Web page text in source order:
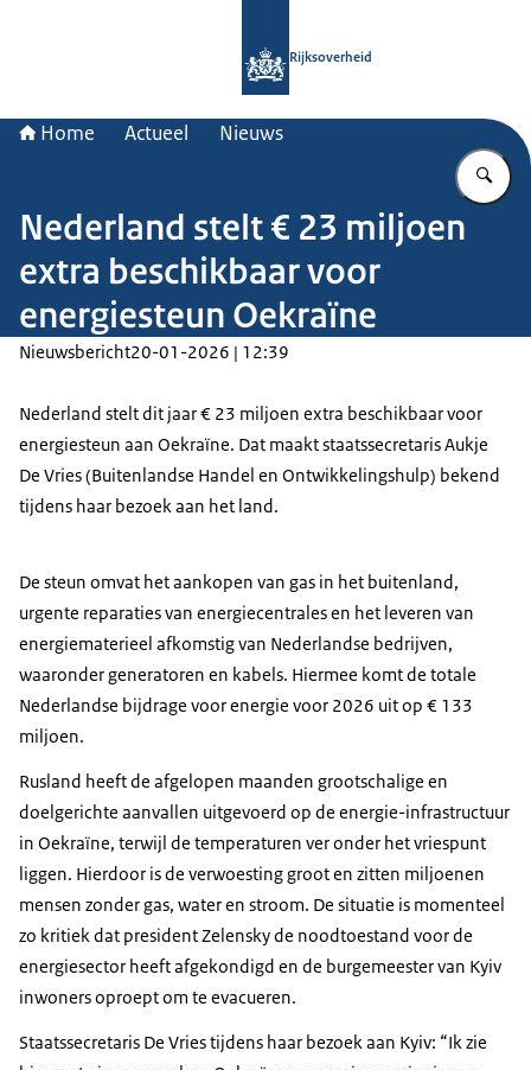
Rijksoverheid
Home Actueel Nieuws
Nederland stelt € 23 miljoen
extra beschikbaar voor
energiesteun Oekraïne
Nieuwsbericht20-01-2026 | 12:39
Nederland stelt dit jaar € 23 miljoen extra beschikbaar voor
energiesteun aan Oekraïne. Dat maakt staatssecretaris Aukje
De Vries (Buitenlandse Handel en Ontwikkelingshulp) bekend
tijdens haar bezoek aan het land.
De steun omvat het aankopen van gas in het buitenland,
urgente reparaties van energiecentrales en het leveren van
energiematerieel afkomstig van Nederlandse bedrijven,
waaronder generatoren en kabels. Hiermee komt de totale
Nederlandse bijdrage voor energie voor 2026 uit op € 133
miljoen.
Rusland heeft de afgelopen maanden grootschalige en
doelgerichte aanvallen uitgevoerd op de energie-infrastructuur
in Oekraïne, terwijl de temperaturen ver onder het vriespunt
liggen. Hierdoor is de verwoesting groot en zitten miljoenen
mensen zonder gas, water en stroom. De situatie is momenteel
zo kritiek dat president Zelensky de noodtoestand voor de
energiesector heeft afgekondigd en de burgemeester van Kyiv
inwoners oproept om te evacueren.
Staatssecretaris De Vries tijdens haar bezoek aan Kyiv: “Ik zie